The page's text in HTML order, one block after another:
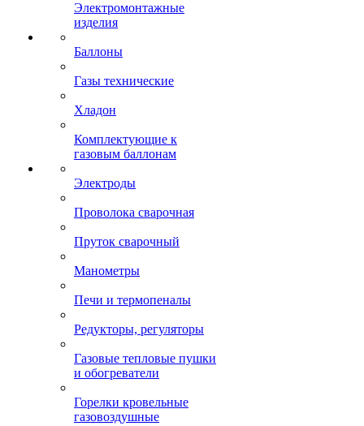
Электромонтажные
изделия
Баллоны
Газы технические
Хладон
Комплектующие к
газовым баллонам
Электроды
Проволока сварочная
Пруток сварочный
Манометры
Печи и термопеналы
Редукторы, регуляторы
Газовые тепловые пушки
и обогреватели
Горелки кровельные
газовоздушные